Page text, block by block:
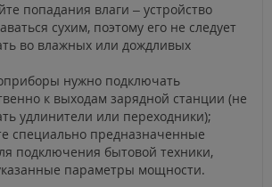
попадания влаги – устройство
сухим, поэтому его не следует
во влажных или дождливых
нужно подключать
к выходам зарядной станции (не
удлинители или переходники);
специально предназначенные
подключения бытовой техники,
параметры мощности.